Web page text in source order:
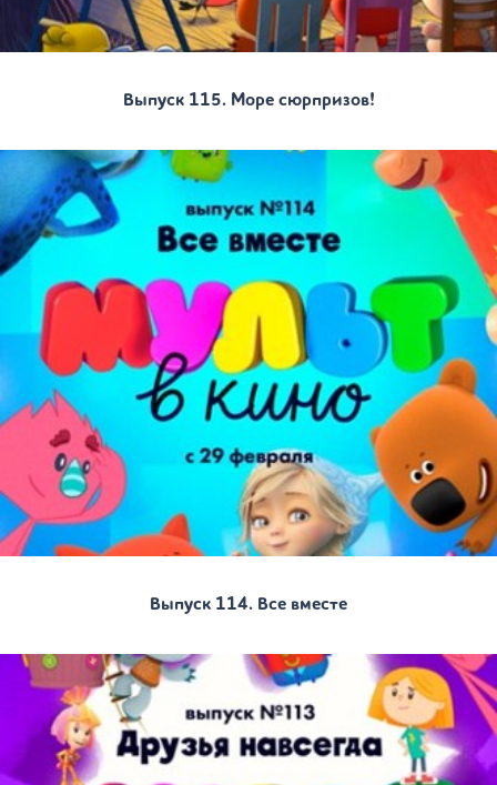
Выпуск 115. Море сюрпризов!
Выпуск 114. Все вместе